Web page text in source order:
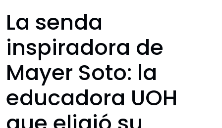
La senda
inspiradora de
Mayer Soto: la
educadora UOH